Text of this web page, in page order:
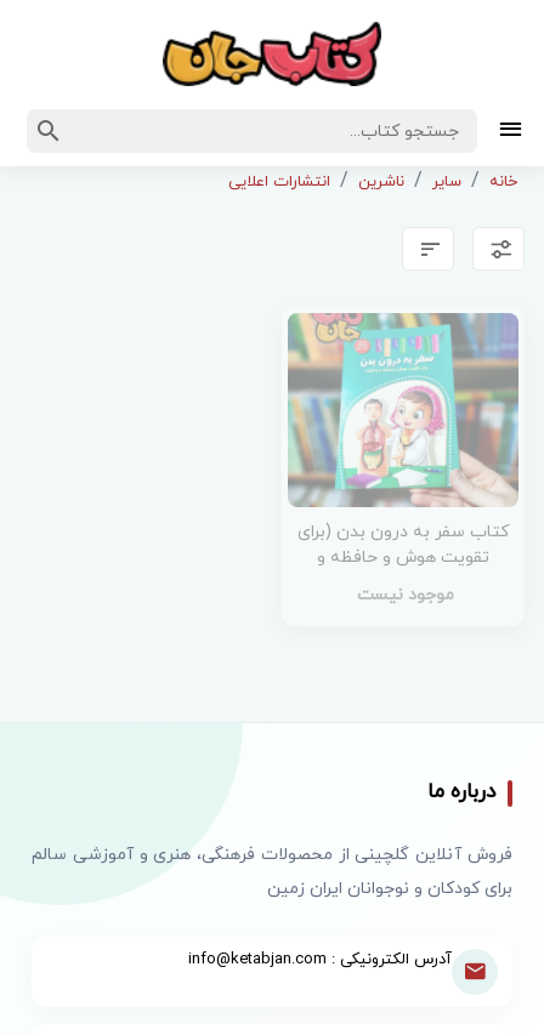
خانه سایر ناشرین انتشارات اعلایی
کتاب سفر به درون بدن (برای
تقویت هوش و حافظه و
یادگیری )
موجود نیست
درباره ما
فروش آنلاین گلچینی از محصولات فرهنگی، هنری و آموزشی سالم
برای کودکان و نوجوانان ایران زمین
آدرس الکترونیکی : info@ketabjan.com